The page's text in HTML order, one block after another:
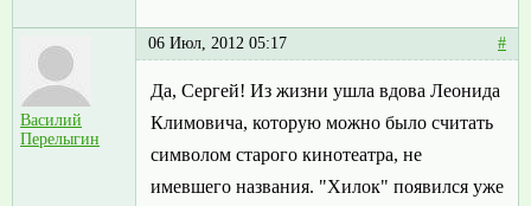
Василий
Перелыгин
06 Июл, 2012 05:17 #
Да, Сергей! Из жизни ушла вдова Леонида
Климовича, которую можно было считать
символом старого кинотеатра, не
имевшего названия. "Хилок" появился уже